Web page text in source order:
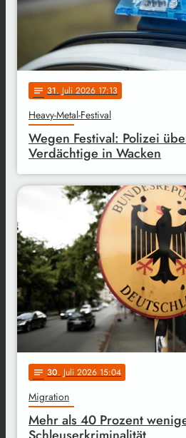
notes 31. Juli 2026 17:13
Heavy-Metal-Festival
Wegen Festival: Polizei
Verdächtige in Wacken
notes 30. Juli 2026 15:04
Migration
Mehr als 40 Prozent